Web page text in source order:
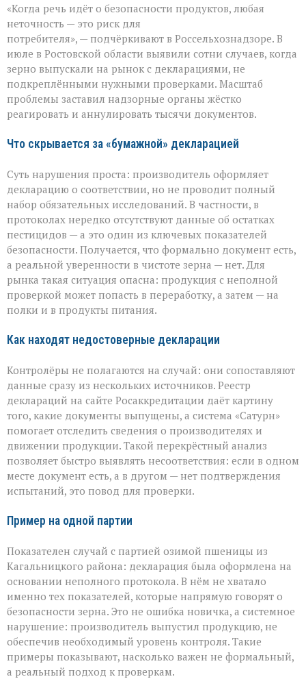
под
Ростовской
области
вскрыли
массовые
нарушения
декларирования
«Когда речь идёт о безопасности продуктов, любая
неточность — это риск для
потребителя», — подчёркивают в Россельхознадзоре. В
июле в Ростовской области выявили сотни случаев, когда
зерно выпускали на рынок с декларациями, не
подкреплёнными нужными проверками. Масштаб
проблемы заставил надзорные органы жёстко
реагировать и аннулировать тысячи документов.
Что скрывается за «бумажной» декларацией
Суть нарушения проста: производитель оформляет
декларацию о соответствии, но не проводит полный
набор обязательных исследований. В частности, в
протоколах нередко отсутствуют данные об остатках
пестицидов — а это один из ключевых показателей
безопасности. Получается, что формально документ есть,
а реальной уверенности в чистоте зерна — нет. Для
рынка такая ситуация опасна: продукция с неполной
проверкой может попасть в переработку, а затем — на
полки и в продукты питания.
Как находят недостоверные декларации
Контролёры не полагаются на случай: они сопоставляют
данные сразу из нескольких источников. Реестр
деклараций на сайте Росаккредитации даёт картину
того, какие документы выпущены, а система «Сатурн»
помогает отследить сведения о производителях и
движении продукции. Такой перекрёстный анализ
позволяет быстро выявлять несоответствия: если в одном
месте документ есть, а в другом — нет подтверждения
испытаний, это повод для проверки.
Пример на одной партии
Показателен случай с партией озимой пшеницы из
Кагальницкого района: декларация была оформлена на
основании неполного протокола. В нём не хватало
именно тех показателей, которые напрямую говорят о
безопасности зерна. Это не ошибка новичка, а системное
нарушение: производитель выпустил продукцию, не
обеспечив необходимый уровень контроля. Такие
примеры показывают, насколько важен не формальный,
а реальный подход к проверкам.